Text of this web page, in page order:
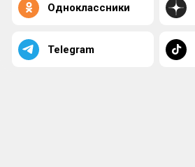
Одноклассники
Telegram